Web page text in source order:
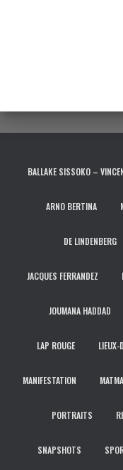
BALLAKE SISSOKO –
ARNO BERTINA
DE LINDENBERG
JACQUES FERRANDEZ
JOUMANA HADDAD
LAP ROUGE LIEUX-
MANIFESTATION
PORTRAITS
SNAPSHOTS